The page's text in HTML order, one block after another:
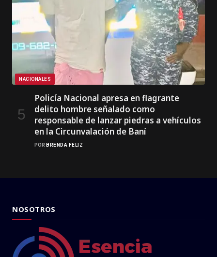
NACIONALES
Policía Nacional apresa en flagrante
delito hombre señalado como
responsable de lanzar piedras a vehículos
en la Circunvalación de Baní
POR BRENDA FELIZ
NOSOTROS